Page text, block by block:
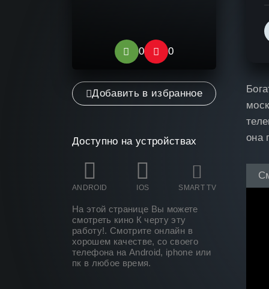
0 0
Добавить в избранное
Доступно на устройствах
ANDROID IOS SMART TV
На этой странице Вы можете
смотреть кино К черту эту
работу!. Смотрите онлайн в
хорошем качестве, со своего
телефона на Android, iphone или
пк в любое время.
она